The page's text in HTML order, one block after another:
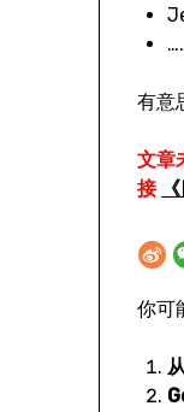
有意
文章
接
你可